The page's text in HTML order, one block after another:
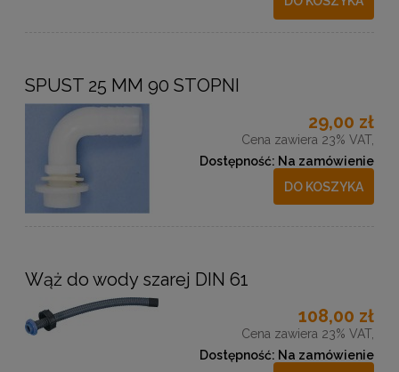
SPUST 25 MM 90 STOPNI
29,00 zł
Cena zawiera 23% VAT,
Dostępność: Na zamówienie
DO KOSZYKA
Wąż do wody szarej DIN 61
108,00 zł
Cena zawiera 23% VAT,
Dostępność: Na zamówienie